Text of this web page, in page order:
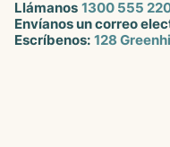
Llámanos 1300 555
Envíanos un correo
Escríbenos: 128